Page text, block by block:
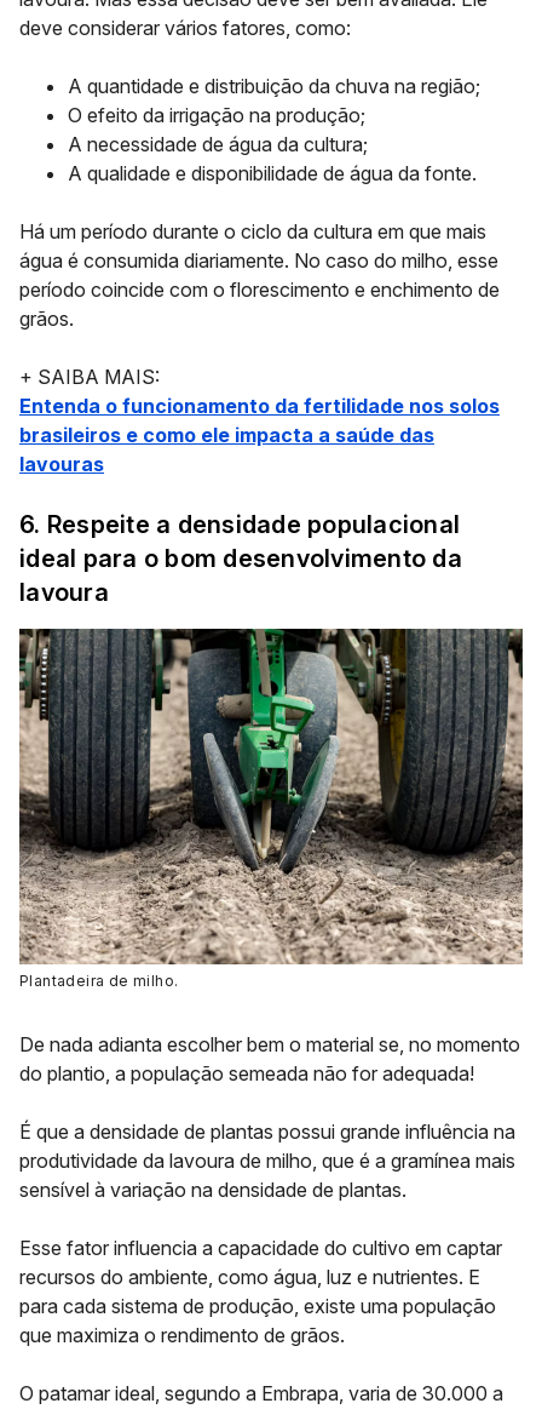
deve considerar vários fatores, como:
A quantidade e distribuição da chuva na região;
O efeito da irrigação na produção;
A necessidade de água da cultura;
A qualidade e disponibilidade de água da fonte.
Há um período durante o ciclo da cultura em que mais
água é consumida diariamente. No caso do milho, esse
período coincide com o florescimento e enchimento de
grãos.
+ SAIBA MAIS:
Entenda o funcionamento da fertilidade nos solos
brasileiros e como ele impacta a saúde das
lavouras
6. Respeite a densidade populacional
ideal para o bom desenvolvimento da
lavoura
Plantadeira de milho.
De nada adianta escolher bem o material se, no momento
do plantio, a população semeada não for adequada!
É que a densidade de plantas possui grande influência na
produtividade da lavoura de milho, que é a gramínea mais
sensível à variação na densidade de plantas.
Esse fator influencia a capacidade do cultivo em captar
recursos do ambiente, como água, luz e nutrientes. E
para cada sistema de produção, existe uma população
que maximiza o rendimento de grãos.
O patamar ideal, segundo a Embrapa, varia de 30.000 a